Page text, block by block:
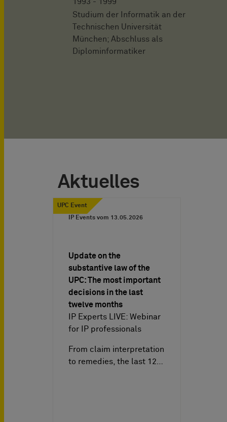
Studium der Informatik an der
Technischen Universität
München; Abschluss als
Diplominformatiker
Aktuelles
UPC Event
IP Events vom 13.05.2026
Update on the
substantive law of the
UPC: The most important
decisions in the last
twelve months
IP Experts LIVE: Webinar
for IP professionals
From claim interpretation
to remedies, the last 12…